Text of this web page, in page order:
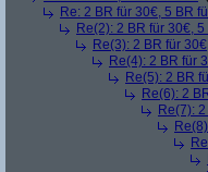
Re: 2 BR für 30€, 5 BR
Re(2): 2 BR für 30€,
Re(3): 2 BR für
Re(4): 2 BR für
Re(5): 2 BR
Re(6): 2
Re(7):